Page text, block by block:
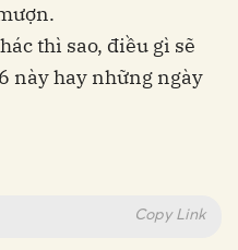
thì sao, điều gì sẽ
này hay những ngày
Copy Link